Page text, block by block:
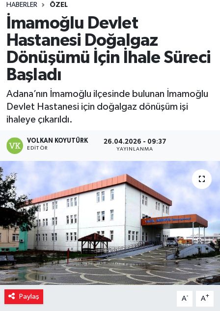
HABERLER ÖZEL
İmamoğlu Devlet
Hastanesi Doğalgaz
Dönüşümü İçin İhale Süreci
Başladı
Adana’nın İmamoğlu ilçesinde bulunan İmamoğlu
Devlet Hastanesi için doğalgaz dönüşüm işi
ihaleye çıkarıldı.
VOLKAN KOYUTÜRK
EDITÖR
26.04.2026 - 09:37
YAYINLANMA
Paylaş A- A+
Gündem
Haber Reklam
Magazin
Özel
Resmi İlanlar
Yaşam
Yerel Yönetimler
Yurttan
Son Dakika Haberleri
Haber Arşivi